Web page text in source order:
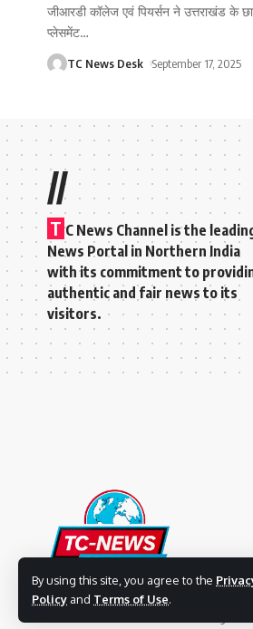
By using this site, you agree to the
Policy and Terms of Use.
जीआरडी कॉलेज एवं पियर्सन ने उत्तराखंड के
प्लेसमेंट…
TC News Desk September 17, 2025
//
T C News Channel is the
News Portal in Northern India
with its commitment to
authentic and fair news to its
visitors.
© 2023 TC News Channel. All Rights